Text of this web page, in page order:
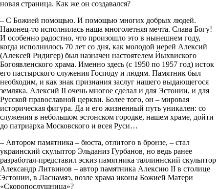
новая страница. Как же он создавался?
– С Божией помощью. И помощью многих добрых людей.
Наконец-то исполнилась наша многолетняя мечта. Слава Богу!
И особенно радостно, что произошло это в нынешнем году,
когда исполнилось 70 лет со дня, как молодой иерей Алексий
(Алексей Ридигер) был назначен настоятелем Йыхвиского
Богоявленского храма. Именно здесь (с 1950 по 1957 год) исток
его пастырского служения Господу и людям. Памятник был
необходим, и как знак признания заслуг нашего выдающегося
земляка. Алексий II очень многое сделал и для Эстонии, и для
Русской православной церкви. Более того, он – мировая
историческая фигура. Да и его жизненный путь уникален: со
служения в небольшом эстонском городке, нашем храме, дойти
до патриарха Московского и всея Руси…
– Автором памятника – бюста, отлитого в бронзе, – стал
украинский скульптор Эльданиз Гурбанов, но ведь ранее
разработал-представил эскиз памятника таллиннский скульптор
Александр Литвинов – автор памятника Алексию II в столице
Эстонии, в Ласнамяэ, возле храма иконы Божией Матери
«Скоропослушница»?